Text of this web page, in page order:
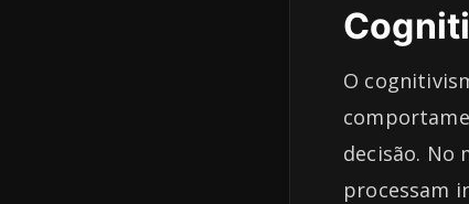
O
decisão. No
processam